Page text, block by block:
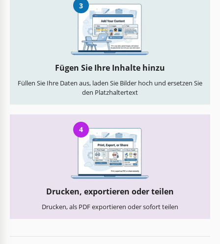
3
Fügen Sie Ihre Inhalte hinzu
Füllen Sie Ihre Daten aus, laden Sie Bilder hoch und ersetzen Sie
den Platzhaltertext
4
Drucken, exportieren oder teilen
Drucken, als PDF exportieren oder sofort teilen